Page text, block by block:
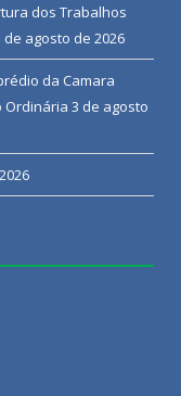
dos Trabalhos
de agosto de 2026
da Camara
Ordinária 3 de agosto